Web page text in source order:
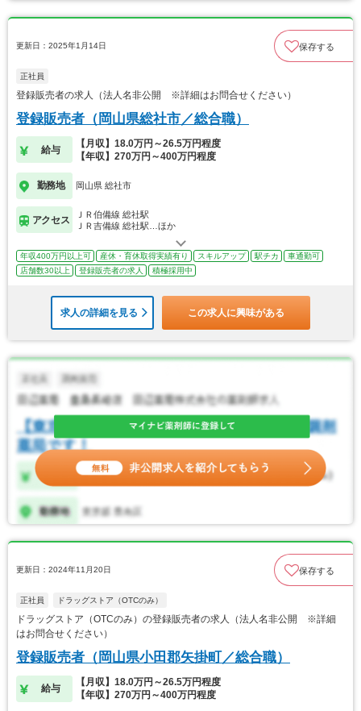
更新日：2025年1月14日 保存する
正社員
登録販売者の求人（法人名非公開 ※詳細はお問合せください）
登録販売者（岡山県総社市／総合職）
給与
【月収】18.0万円～26.5万円程度
【年収】270万円～400万円程度
勤務地 岡山県 総社市
アクセス
ＪＲ伯備線 総社駅
ＪＲ吉備線 総社駅…ほか
年収400万円以上可 産休・育休取得実績有り スキルアップ 駅チカ
車通勤可
店舗数30以上
登録販売者の求人 積極採用中
求人の詳細を見る この求人に興味がある
更新日：2024年11月20日 保存する
正社員 ドラッグストア（OTCのみ）
ドラッグストア（OTCのみ）の登録販売者の求人（法人名非公開 ※詳細
はお問合せください）
登録販売者（岡山県小田郡矢掛町／総合職）
給与
【月収】18.0万円～26.5万円程度
【年収】270万円～400万円程度